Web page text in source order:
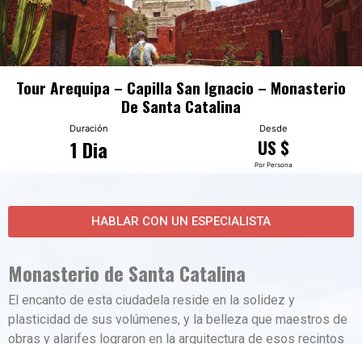
Tour Arequipa – Capilla San Ignacio – Monasterio
De Santa Catalina
Duración
1 Dia
Desde
US $
Por Persona
HABLAR CON UN ESPECIALISTA
Monasterio de Santa Catalina
El encanto de esta ciudadela reside en la solidez y
plasticidad de sus volúmenes, y la belleza que maestros de
obras y alarifes lograron en la arquitectura de esos recintos